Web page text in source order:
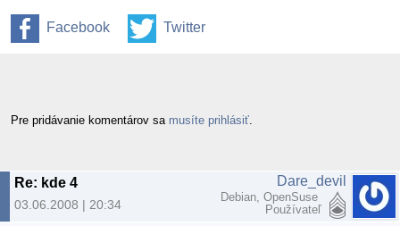
Facebook Twitter
Pre pridávanie komentárov sa musíte prihlásiť
Re: kde 4
03.06.2008 | 20:34
Dare_devil
Debian, OpenSuse
Používateľ